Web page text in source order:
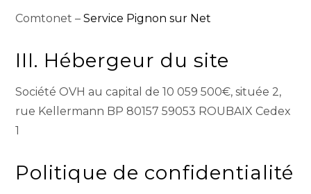
Comtonet –Service Pignon sur Net
III. Hébergeur du site
Société OVH au capital de 10 059 500€, située 2,
rue Kellermann BP 80157 59053 ROUBAIX Cedex
1
Politique de confidentialité